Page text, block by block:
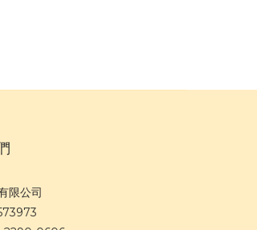
限公司